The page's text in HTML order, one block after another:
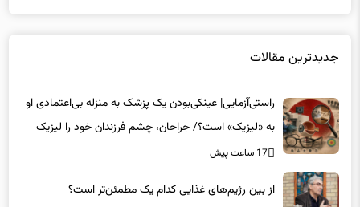
جدیدترین مقالات
راستی‌آزمایی| عینکی‌بودن یک پزشک به منزله بی‌اعتمادی او
به «لیزیک» است؟/ جراحان، چشم فرزندان خود را لیزیک
می‌کنند؟
17 ساعت پیش
از بین رژیم‌های غذایی کدام یک مطمئن‌تر است؟‌